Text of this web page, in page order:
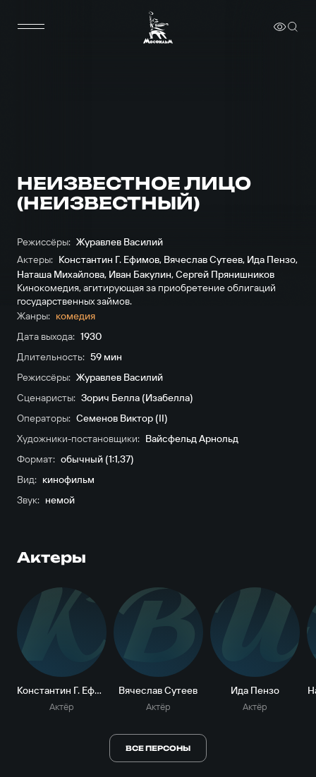
НЕИЗВЕСТНОЕ ЛИЦО
(НЕИЗВЕСТНЫЙ)
Режиссёры: Журавлев Василий
Актеры: Константин Г. Ефимов, Вячеслав Сутеев, Ида Пензо,
Наташа Михайлова, Иван Бакулин,Сергей Прянишников
Кинокомедия, агитирующая за приобретение облигаций
государственных займов.
Жанры: комедия
Дата выхода: 1930
Длительность: 59 мин
Режиссёры: Журавлев Василий
Сценаристы: Зорич Белла (Изабелла)
Операторы: Семенов Виктор (II)
Художники-постановщики: Вайсфельд Арнольд
Формат: обычный (1:1,37)
Вид: кинофильм
Звук: немой
Актеры
К
Константин Г. Ефимов
Актёр
В
Вячеслав Сутеев
Актёр
И
Ида Пензо
Актёр
ВСЕ ПЕРСОНЫ